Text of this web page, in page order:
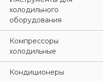
холодильного
оборудования
Компрессоры
холодильные
Кондиционеры